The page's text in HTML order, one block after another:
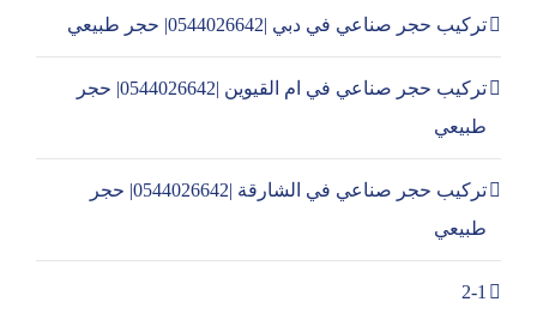
تركيب حجر صناعي في دبي |0544026642| حجر طبيعي
تركيب حجر صناعي في ام القيوين |0544026642| حجر
طبيعي
تركيب حجر صناعي في الشارقة |0544026642| حجر
طبيعي
2-1